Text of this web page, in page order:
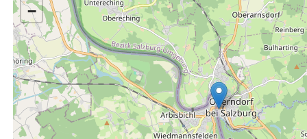
−